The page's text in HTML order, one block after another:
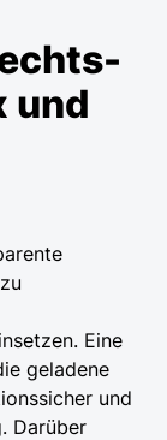
und
Eine
geladene
und
Darüber